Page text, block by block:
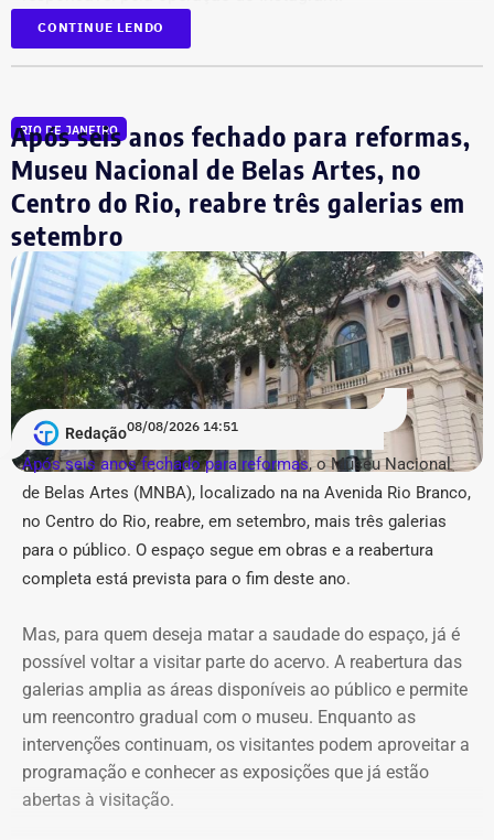
Os administradores dos perfis não foram incluídos no
tem como alvo informações relacionadas a nove contas.
São elas: @buziosinformacoes;
@politicanewsregiaodoslagos; @buziosnoticias;
@fofoca_na_calcada; @gladysnunesbuzios;
@acorda_buziosrj; @buziosnuecru; @mayfelixrj;
@choqueibuzios.
Acusação de “estética
pseudojornalística” e suspeita de
“repetição” no Instagram
Em um anexo de 36 páginas, o município relacionou 31
publicações, sendo a maior parte — 14 conteúdos —
atribuída ao perfil @buziosnuecru. Outras seis são do
@buziosinformacoes, quatro do @acorda_buziosrj, duas
do @fofoca_na_calcada e as demais estão distribuídas
Na petição inicial, a gestão municipal afirma que os perfis
empregam “estética pseudojornalística”, manchetes
conclusivas, memes, montagens e acusações por
associação para repercutir temas relacionados a
hospitais, contratos, obras, programas públicos e agentes
municipais. Além disso, o Executivo também alerta que a
CONTINUE LENDO
RIO DE JANEIRO
Após seis anos fechado para reformas,
Museu Nacional de Belas Artes, no
Centro do Rio, reabre três galerias em
setembro
Redação08/08/2026 14:51
Após seis anos fechado para reformas, o Museu Nacional
de Belas Artes (MNBA), localizado na na Avenida Rio Branco,
no Centro do Rio, reabre, em setembro, mais três galerias
para o público. O espaço segue em obras e a reabertura
completa está prevista para o fim deste ano.
Mas, para quem deseja matar a saudade do espaço, já é
possível voltar a visitar parte do acervo. A reabertura das
galerias amplia as áreas disponíveis ao público e permite
um reencontro gradual com o museu. Enquanto as
intervenções continuam, os visitantes podem aproveitar a
programação e conhecer as exposições que já estão
abertas à visitação.